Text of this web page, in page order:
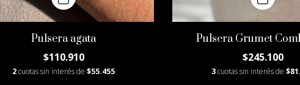
Pulsera agata
$110.910
2cuotas sin interés de $55.455
Pulsera Grumet
$245.100
3cuotas sin interés de